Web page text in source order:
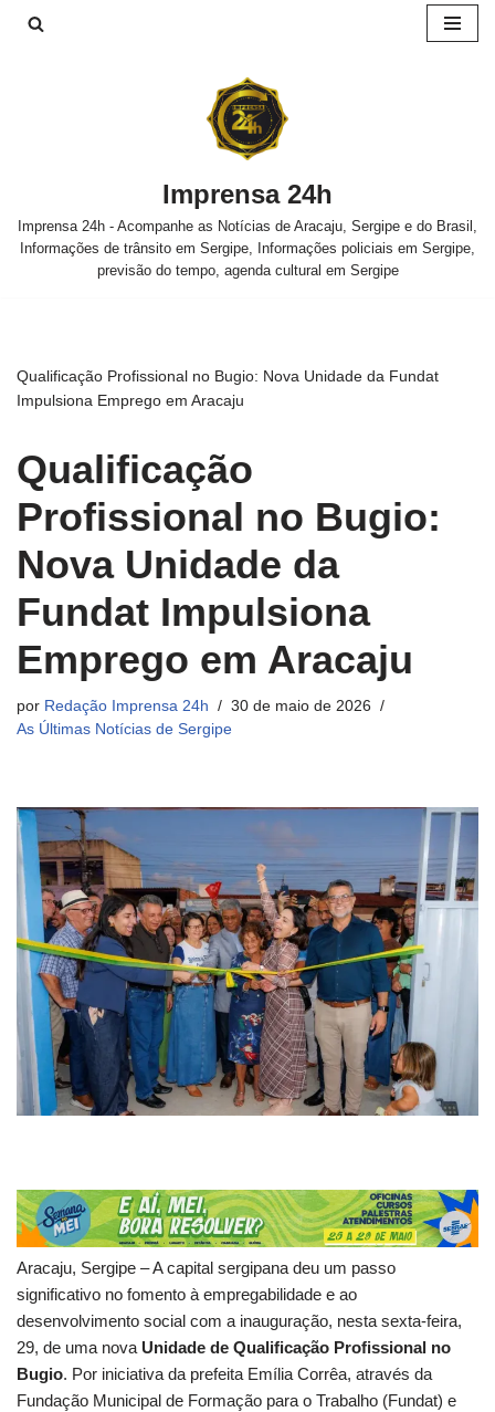
Imprensa 24h
Imprensa 24h - Acompanhe as Notícias de Aracaju, Sergipe e do Brasil,
Informações de trânsito em Sergipe, Informações policiais em Sergipe,
previsão do tempo, agenda cultural em Sergipe
Qualificação Profissional no Bugio: Nova Unidade da Fundat
Impulsiona Emprego em Aracaju
Qualificação
Profissional no Bugio:
Nova Unidade da
Fundat Impulsiona
Emprego em Aracaju
por Redação Imprensa 24h
30 de maio de 2026
As Últimas Notícias de Sergipe
Aracaju, Sergipe – A capital sergipana deu um passo
significativo no fomento à empregabilidade e ao
desenvolvimento social com a inauguração, nesta sexta-feira,
29, de uma nova Unidade de Qualificação Profissional no
Bugio. Por iniciativa da prefeita Emília Corrêa, através da
Fundação Municipal de Formação para o Trabalho (Fundat) e